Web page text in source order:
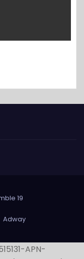
19
Adway
APN-